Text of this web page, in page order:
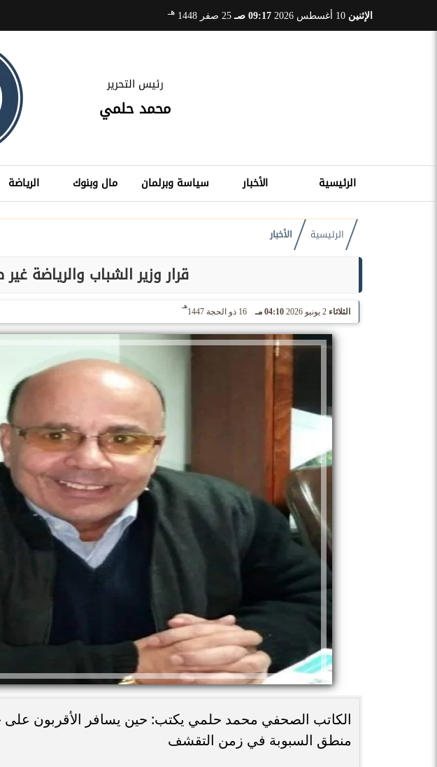
الإثنين 09:17 صـ 25 صفر 1448 هـ
رئيس التحرير
محمد حلمي
الرئيسية الأخبار سياسة وبرلمان مال وبنوك الرياضة
الرئيسية الأخبار
قرار وزير الشباب والرياضة
الثلاثاء 2 يونيو 2026 04:10 مـ 16 ذو الحجة 1447
هـ
منطق السبوبة في زمن التقشف